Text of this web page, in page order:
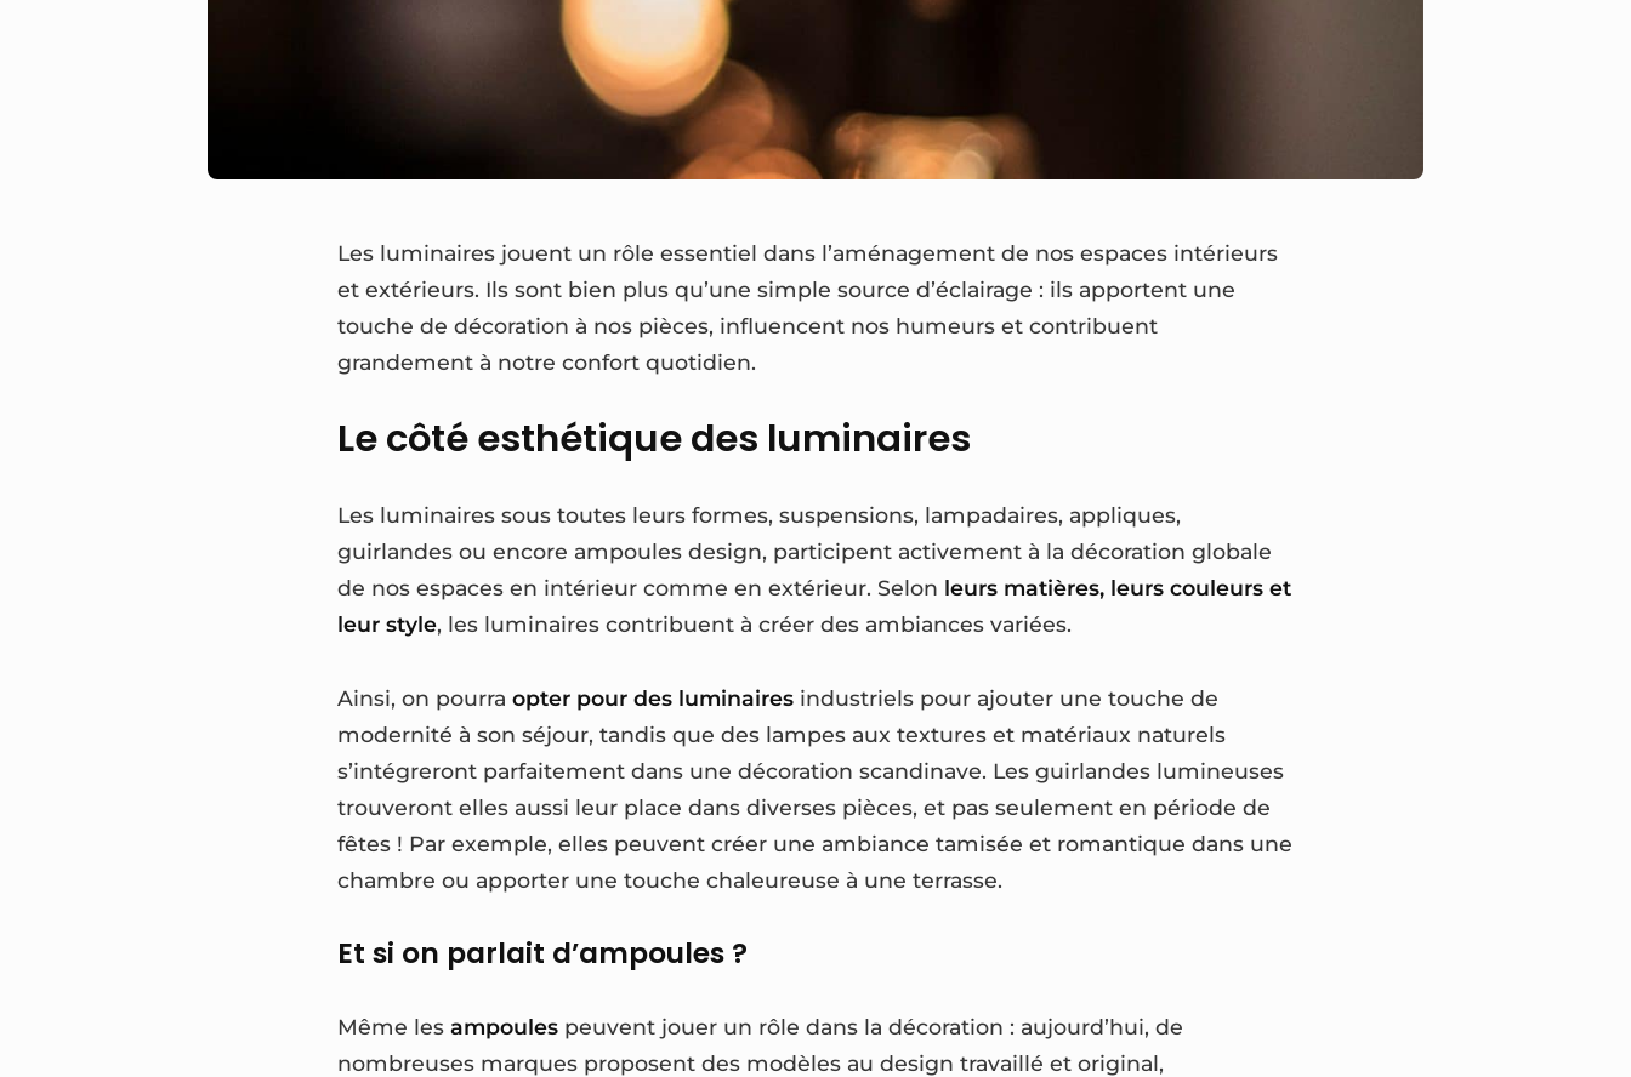
Les luminaires jouent un rôle essentiel dans l’aménagement de nos espaces intérieurs
et extérieurs. Ils sont bien plus qu’une simple source d’éclairage : ils apportent une
touche de décoration à nos pièces, influencent nos humeurs et contribuent
grandement à notre confort quotidien.
Le côté esthétique des luminaires
Les luminaires sous toutes leurs formes, suspensions, lampadaires, appliques,
guirlandes ou encore ampoules design, participent activement à la décoration globale
de nos espaces en intérieur comme en extérieur. Selon leurs matières, leurs couleurs et
leur style, les luminaires contribuent à créer des ambiances variées.
Ainsi, on pourraopter pour des luminaires industriels pour ajouter une touche de
modernité à son séjour, tandis que des lampes aux textures et matériaux naturels
s’intégreront parfaitement dans une décoration scandinave. Les guirlandes lumineuses
trouveront elles aussi leur place dans diverses pièces, et pas seulement en période de
fêtes ! Par exemple, elles peuvent créer une ambiance tamisée et romantique dans une
chambre ou apporter une touche chaleureuse à une terrasse.
Et si on parlait d’ampoules ?
Même lesampoules peuvent jouer un rôle dans la décoration : aujourd’hui, de
nombreuses marques proposent des modèles au design travaillé et original,